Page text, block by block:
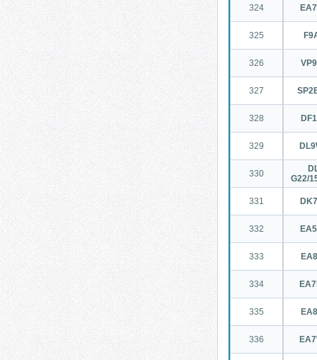
324
325
326
327
328
329
330
G22/
331
332
333
334
335
336